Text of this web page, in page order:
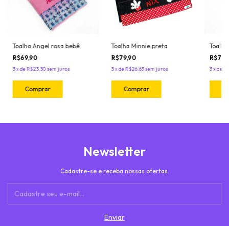
Toalha Angel rosa bebê
R$69,90
3xdeR$23,30sem juros
Toalha Minnie preta
R$79,90
3xdeR$26,63sem juros 3xde
Newsletter
Cadastre-se e receba nossas ofertas.